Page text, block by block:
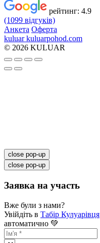
рейтинг: 4.9
(1099 відгуків)
Анкета Оферта
kuluar kuluarpohod.com
© 2026 KULUAR
close pop-up
close pop-up
Заявка на участь
Вже були з нами?
Увійдіть в Табір Кулуарівця
автоматично 💚